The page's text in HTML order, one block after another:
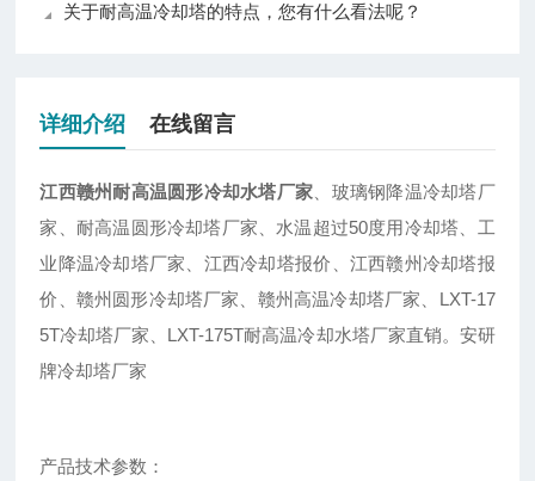
关于耐高温冷却塔的特点，您有什么看法呢？
详细介绍 在线留言
江西赣州耐高温圆形冷却水塔厂家 、玻璃钢降温冷却塔厂
家、耐高温圆形冷却塔厂家、水温超过50度用冷却塔、工
业降温冷却塔厂家、江西冷却塔报价、江西赣州冷却塔报
价、赣州圆形冷却塔厂家、赣州高温冷却塔厂家、LXT-17
5T冷却塔厂家、LXT-175T耐高温冷却水塔厂家直销。安研
牌冷却塔厂家
产品技术参数：